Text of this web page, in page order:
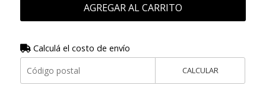
AGREGAR AL CARRITO
Calculá el costo de envío
CALCULAR